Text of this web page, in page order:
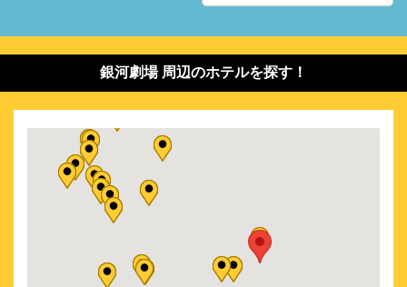
2026/ 9/13 (日)
多聞くん今どっち!? THE STAGE
2026/ 9/18 (金)
多聞くん今どっち!? THE STAGE
多聞くん今どっち!? THE STAGE
多聞くん今どっち!? THE STAGE
2026/10/ 1 (木)
銀河劇場 周辺のホテルを探す！